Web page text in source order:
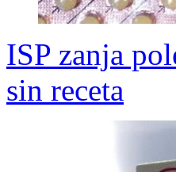
ISP zanja
sin receta